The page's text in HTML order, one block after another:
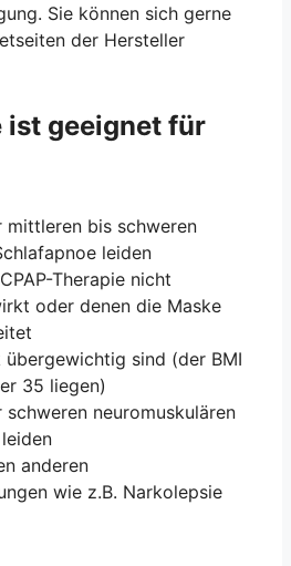
Sie können sich gerne
der Hersteller
ist geeignet für
mittleren bis schweren
leiden
Therapie nicht
oder denen die Maske
sind (der BMI
35 liegen)
neuromuskulären
anderen
wie z.B. Narkolepsie